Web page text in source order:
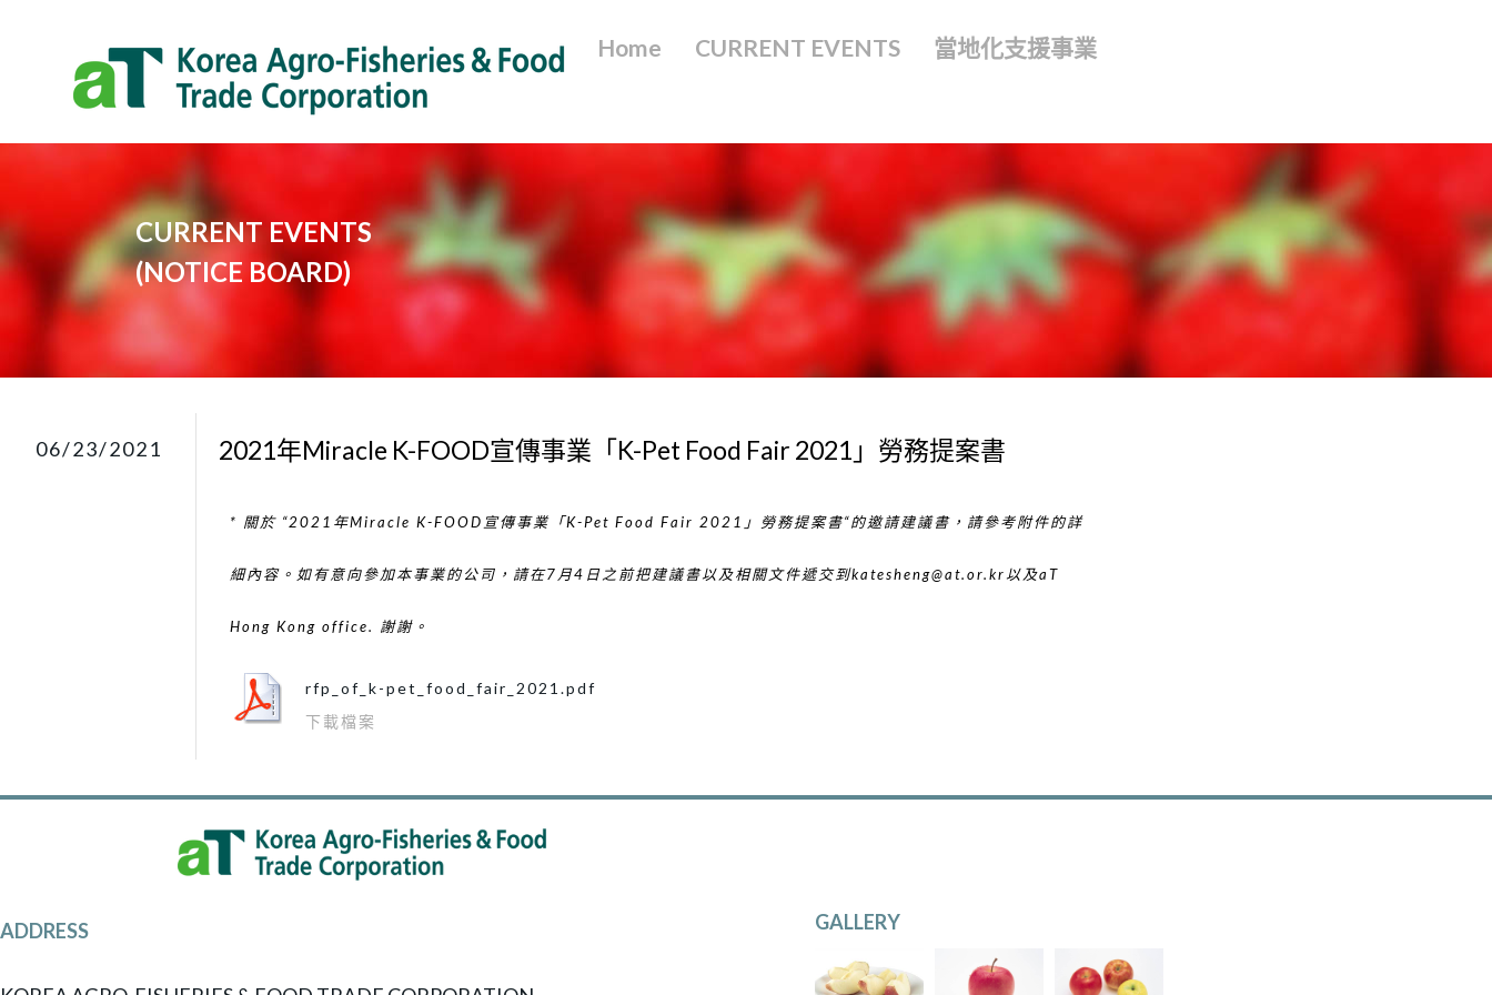
Home CURRENT EVENTS 當地化支援事業
CURRENT EVENTS
​(NOTICE BOARD)​
06/23/2021 2021年Miracle K-FOOD宣傳事業「K-Pet Food Fair 2021」勞務提案書
* 關於 “2021年Miracle K-FOOD 宣傳事業「K-Pet Food Fair 2021」勞務提案書“的邀請建議書，請參考附件的詳
細內容。如有意向參加本事業的公司，請在7月4日之前把建議書以及相關文件遞交到katesheng@at.or.kr以及aT
Hong Kong office. 謝謝。
rfp_of_k-pet_food_fair_2021.pdf
下載檔案
ADDRESS GALLERY